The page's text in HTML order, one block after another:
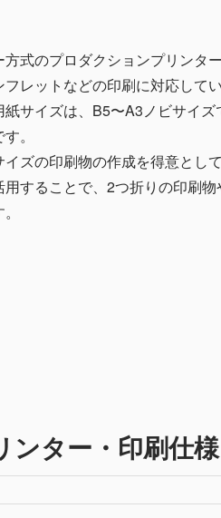
方式のプロダクションプリンタ
レットなどの印刷に対応してい
紙サイズは、B5〜A3ノビサイ
。
イズの印刷物の作成を得意とし
用することで、2つ折りの印刷
ンター・印刷仕様